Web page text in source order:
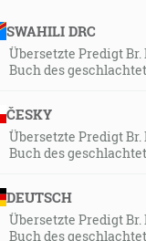
SWAHILI DRC
Übersetzte Predigt Br.
Buch des
ČESKY
Übersetzte Predigt Br.
Buch des
DEUTSCH
Übersetzte Predigt Br.
Buch des